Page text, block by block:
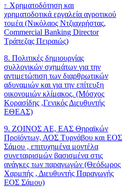
7. Χρηματοδότηση και
χρηματοδοτικά εργαλεία αγροτικού
τομέα (Νικόλαος Ντζιαχρήστας,
Commercial Banking Director
Τράπεζας Πειραιώς)
8. Πολιτικές δημιουργίας
συλλογικών σχημάτων για την
αντιμετώπιση των διαρθρωτικών
αδυναμιών και για την επίτευξη
οικονομιών κλίμακος. (Μόσχος
Κορασίδης ,Γενικός Διευθυντής
ΕΘΕΑΣ)
9. ΖΟΙΝΟΣ ΑΕ, ΕΑΣ Θηραϊκών
Προϊόντων, ΑΟΣ Τυρνάβου και ΕΟΣ
Σάμου , επιτυχημένα μοντέλα
συνεταιρισμών βασισμένα στις
ανάγκες των παραγωγών (Θεόδωρος
Χαρμπής , Διευθυντής Παραγωγής
ΕΟΣ Σάμου)